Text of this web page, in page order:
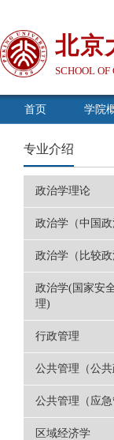
北京
SCHOOL
首页 学院
专业介绍
政治学理论
政治学（中国政
政治学（比较政
政治学(国家安
理)
行政管理
公共管理（公共
公共管理（应急
区域经济学